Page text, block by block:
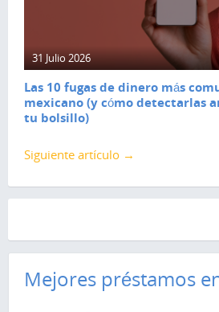
31 Julio 2026
Las 10 fugas de dinero más
mexicano (y cómo detectarlas
tu bolsillo)
Siguiente artículo →
Mejores préstamos